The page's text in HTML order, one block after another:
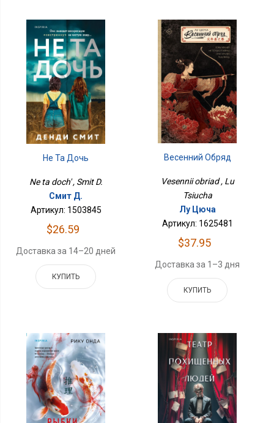
Не Та Дочь
Ne ta doch' , Smit D.
Смит Д.
Артикул: 1503845
$26.59
Доставка за 14–20 дней
КУПИТЬ
Весенний Обряд
Vesennii obriad , Lu
Tsiucha
Лу Цюча
Артикул: 1625481
$37.95
Доставка за 1–3 дня
КУПИТЬ